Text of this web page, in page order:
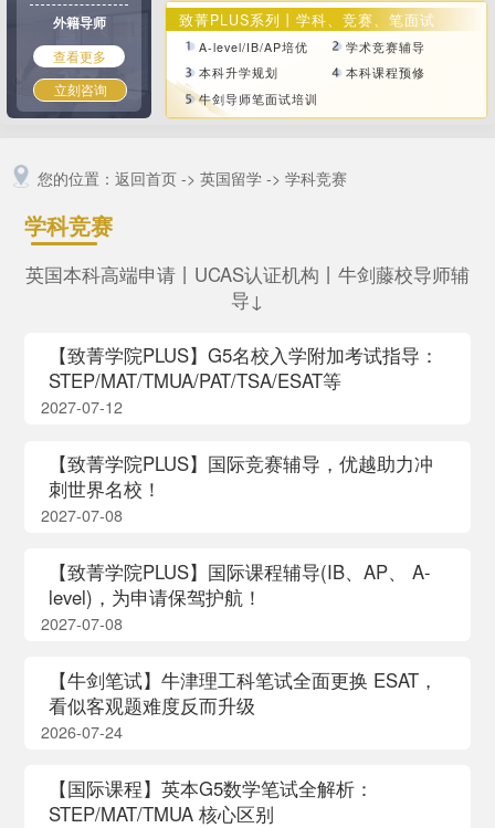
外籍导师
查看更多
立刻咨询
致菁PLUS系列丨学科、竞赛、笔面试
A-level/IB/AP培优
学术竞赛辅导
本科升学规划
本科课程预修
牛剑导师笔面试培训
您的位置： 返回首页-> 英国留学-> 学科竞赛
学科竞赛
英国本科高端申请丨UCAS认证机构丨牛剑藤校导师辅
导↓
【致菁学院PLUS】G5名校入学附加考试指导：
STEP/MAT/TMUA/PAT/TSA/ESAT等
2027-07-12
【致菁学院PLUS】国际竞赛辅导，优越助力冲
刺世界名校！
2027-07-08
【致菁学院PLUS】国际课程辅导(IB、AP、 A-
level)，为申请保驾护航！
2027-07-08
【牛剑笔试】牛津理工科笔试全面更换 ESAT，
看似客观题难度反而升级
2026-07-24
【国际课程】英本G5数学笔试全解析：
STEP/MAT/TMUA 核心区别